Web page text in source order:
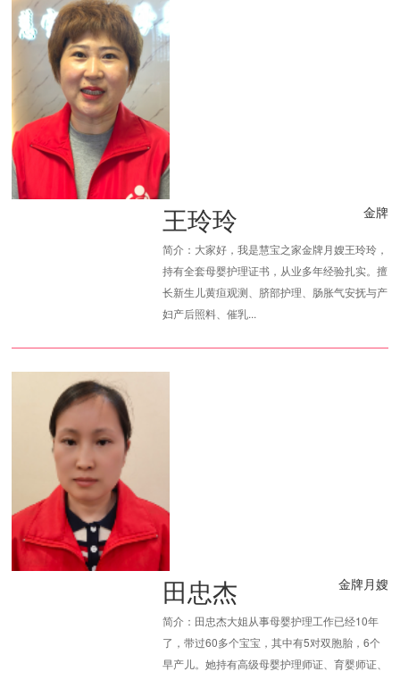
王玲玲 金牌
简介：大家好，我是慧宝之家金牌月嫂王玲玲，
持有全套母婴护理证书，从业多年经验扎实。擅
长新生儿黄疸观测、脐部护理、肠胀气安抚与产
妇产后照料、催乳...
田忠杰 金牌月嫂
简介：田忠杰大姐从事母婴护理工作已经10年
了，带过60多个宝宝，其中有5对双胞胎，6个
早产儿。她持有高级母婴护理师证、育婴师证、